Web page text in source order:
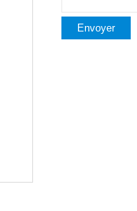
Envoyer